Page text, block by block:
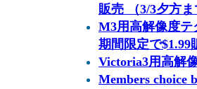
販売 （3/3夕方ま
M3用高解像度テ
期間限定で$1.99
Victoria3用高解
Members choice